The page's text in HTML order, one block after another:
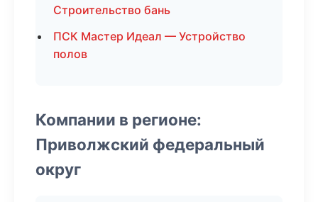
Строительство бань
ПСК Мастер Идеал — Устройство
полов
Компании в регионе:
Приволжский федеральный
округ